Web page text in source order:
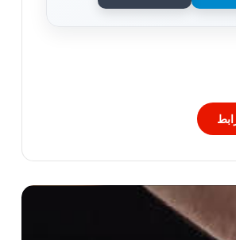
الطائرة.. بولندا والبرازيل تحتضنان
خلاف فى الزمالك.. حقيقة أزمة معتمد